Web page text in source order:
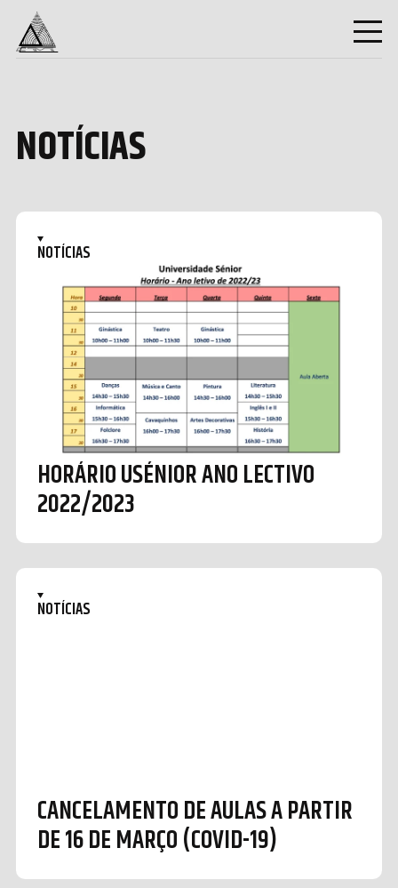
NOTÍCIAS
NOTÍCIAS
HORÁRIO USÉNIOR ANO LECTIVO
2022/2023
NOTÍCIAS
CANCELAMENTO DE AULAS A PARTIR
DE 16 DE MARÇO (COVID-19)